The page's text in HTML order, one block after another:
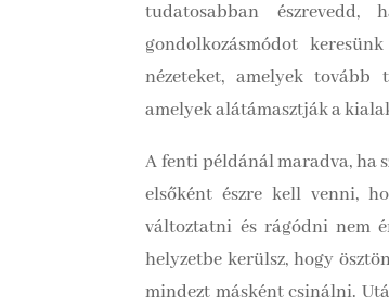
tudatosabban
gondolkozásmódot
nézeteket, amelyek tovább
amelyek alátámasztják a
A fenti példánál maradva, ha
elsőként észre kell venni,
változtatni és rágódni nem
helyzetbe kerülsz, hogy
mindezt másként csinálni.